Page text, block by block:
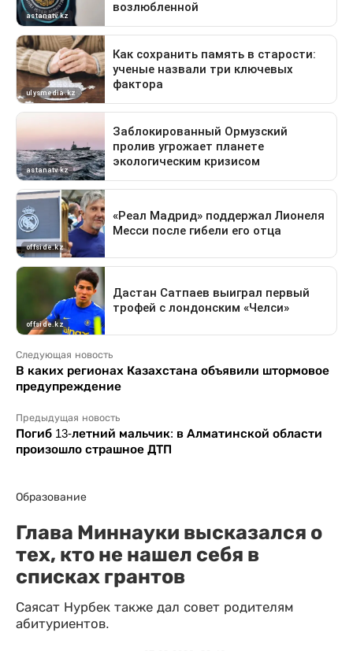
Следующая новость
В каких регионах Казахстана объявили штормовое
предупреждение
Предыдущая новость
Погиб 13-летний мальчик: в Алматинской области
произошло страшное ДТП
Образование
Глава Миннауки высказался о
тех, кто не нашел себя в
списках грантов
Саясат Нурбек также дал совет родителям
абитуриентов.